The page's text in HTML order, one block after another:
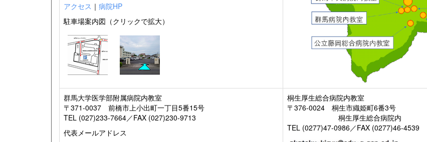
アクセス ｜ 病院HP
駐車場案内図（クリックで拡大）
群馬大学医学部附属病院内教室
〒371-0037 前橋市上小出町一丁目5番15号
TEL (027)233-7664／FAX (027)230-9713
代表メールアドレス
桐生厚生総合病院内教室
〒376-0024 桐生市織姫町6番3号
桐生厚生総合病院内
TEL (0277)47-0986／FAX (0277)46-4539